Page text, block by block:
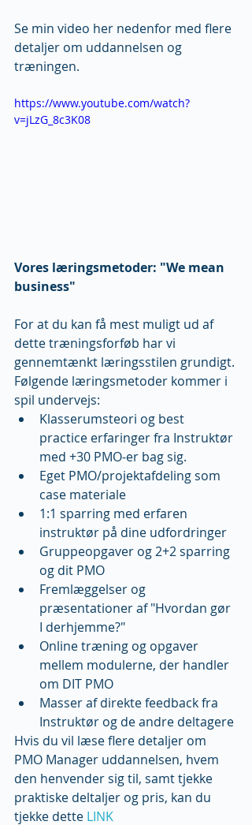
Se min video her nedenfor med flere
detaljer om uddannelsen og
træningen.
https://www.youtube.com/watch?
v=jLzG_8c3K08
Vores læringsmetoder: "We mean
business"
For at du kan få mest muligt ud af
dette træningsforføb har vi
gennemtænkt læringsstilen grundigt.
Følgende læringsmetoder kommer i
spil undervejs:
Klasserumsteori og best
practice erfaringer fra Instruktør
med +30 PMO-er bag sig.
Eget PMO/projektafdeling som
case materiale
1:1 sparring med erfaren
instruktør på dine udfordringer
Gruppeopgaver og 2+2 sparring
og dit PMO
Fremlæggelser og
præsentationer af "Hvordan gør
I derhjemme?"
Online træning og opgaver
mellem modulerne, der handler
om DIT PMO
Masser af direkte feedback fra
Instruktør og de andre deltagere
Hvis du vil læse flere detaljer om
PMO Manager uddannelsen, hvem
den henvender sig til, samt tjekke
praktiske deltaljer og pris, kan du
tjekke dette LINK